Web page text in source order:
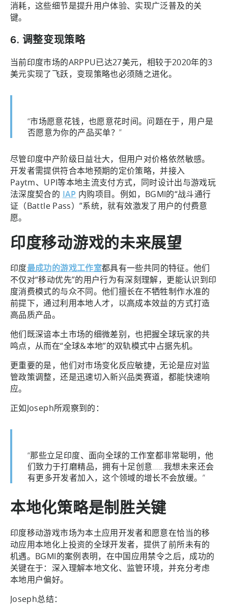
消耗，这些细节是提升用户体验、实现广泛普及的关
键。
6. 调整变现策略
当前印度市场的ARPPU已达27美元，相较于2020年的3
美元实现了飞跃，变现策略也必须随之进化。
“市场愿意花钱，也愿意花时间。问题在于，用户是
否愿意为你的产品买单？”
尽管印度中产阶级日益壮大，但用户对价格依然敏感。
开发者需提供符合本地预期的定价策略，并接入
Paytm、UPI等本地主流支付方式，同时设计出与游戏玩
法深度契合的 IAP 内购项目。例如，BGMI的“战斗通行
证（Battle Pass）”系统，就有效激发了用户的付费意
愿。
印度移动游戏的未来展望
印度最成功的游戏工作室都具有一些共同的特征。他们
不仅对“移动优先”的用户行为有深刻理解，更能认识到印
度消费模式的与众不同。他们擅长在不牺牲制作水准的
前提下，通过利用本地人才，以高成本效益的方式打造
高品质产品。
他们既深谙本土市场的细微差别，也把握全球玩家的共
鸣点，从而在“全球&本地”的双轨模式中占据先机。
更重要的是，他们对市场变化反应敏捷，无论是应对监
管政策调整，还是迅速切入新兴品类赛道，都能快速响
应。
正如Joseph所观察到的：
“那些立足印度、面向全球的工作室都非常聪明，他
们致力于打磨精品，拥有十足创意……我想未来还会
有更多开发者加入，这个领域的增长不会放缓。”
本地化策略是制胜关键
印度移动游戏市场为本土应用开发者和愿意在恰当的移
动应用本地化上投资的全球开发者，提供了前所未有的
机遇。BGMI的案例表明，在中国应用禁令之后，成功的
关键在于：深入理解本地文化、监管环境，并充分考虑
本地用户偏好。
Joseph总结：